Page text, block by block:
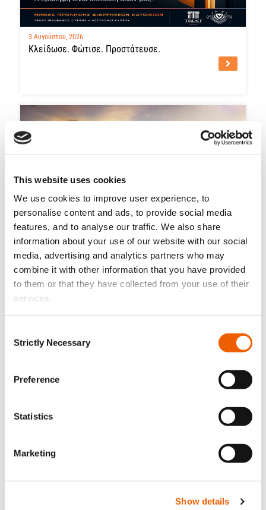
This website uses cookies
We use cookies to improve user experience, to
personalise content and ads, to provide social media
features, and to analyse our traffic. We also share
information about your use of our website with our social
media, advertising and analytics partners who may
combine it with other information that you have provided
to them or that they have collected from your use of their
services.
Selection
Strictly Necessary
Preference
Statistics
Marketing
Show details
3 Αυγούστου, 2026
Κλείδωσε. Φώτισε. Προστάτευσε.
Οι 10 καλύτερες παραλίες της Κύπρου που μπορείτε
να επισκεφτείτε μόνο με σκάφος
2 Ιουλίου, 2026
κάθε σκάφος στην Κύπρο: Ο πλήρης οδηγός